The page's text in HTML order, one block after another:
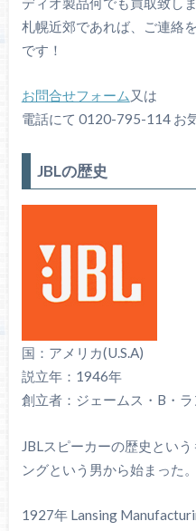
札幌近郊であれば、ご連絡
です！
お問合せフォーム 又は
電話にて 0120-795-114 お
JBLの歴史
国：アメリカ(U.S.A)
説立年：1946年
創立者：ジェームス・B・
JBLスピーカーの歴史とい
ングという男から始まった。
1927年 Lansing